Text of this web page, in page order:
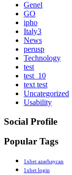
Genel
GO
ipho
Italy3
News
perusp
Technology
test
test_10
text test
Uncategorized
Usability
Social Profile
Popular Tags
1xbet azərbaycan
1xbet login